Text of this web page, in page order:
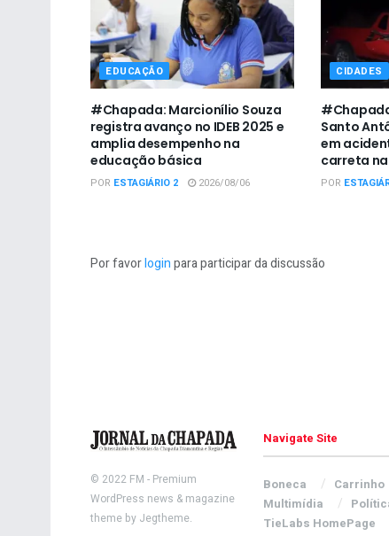
EDUCAÇÃO
#Chapada: Marcionílio Souza
registra avanço no IDEB 2025 e
amplia desempenho na
educação básica
POR ESTAGIÁRIO 2 2026/08/06
CIDADES
Santo
em
carreta na
POR
Por favorloginpara participar da discussão
© 2022 FM - Premium
WordPress news & magazine
theme by Jegtheme.
Navigate Site
Boneca Carrinho
Multimídia
TieLabs HomePage